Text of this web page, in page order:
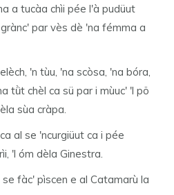
a tucàa chìi pée l'à pudüut
par vès dè 'na fémma a
'n tùu, 'na scòsa, 'na bóra,
tǜt chèl ca sü par i mùuc' 'l pö
sùa cràpa.
al se 'ncurgiüut ca i pée
'l óm dèla Ginestra.
fàc' pìscen e al Catamarù la